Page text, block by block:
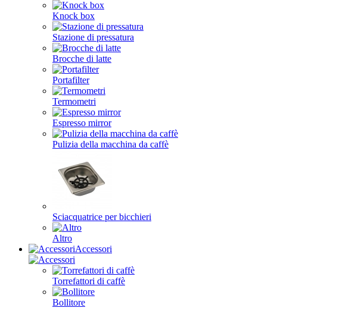
Knock box
Stazione di pressatura
Brocche di latte
Portafilter
Termometri
Espresso mirror
Pulizia della macchina da caffè
Sciacquatrice per bicchieri
Altro
Accessori
Torrefattori di caffè
Bollitore